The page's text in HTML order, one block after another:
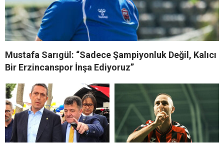
Mustafa Sarıgül: “Sadece Şampiyonluk Değil, Kalıcı
Bir Erzincanspor İnşa Ediyoruz”